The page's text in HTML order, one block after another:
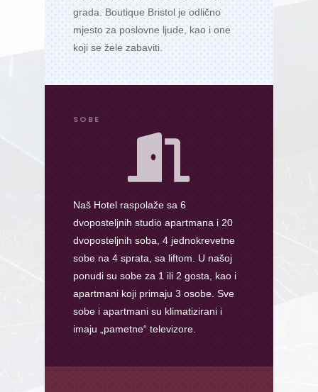
grada. Boutique Bristol je odlično
mjesto za poslovne ljude, kao i one
koji se žele zabaviti.
SOBE

Naš Hotel raspolaže sa 6
dvoposteljnih studio apartmana i 20
dvoposteljnih soba, 4 jednokrevetne
sobe na 4 sprata, sa liftom. U našoj
ponudi su sobe za 1 ili 2 gosta, kao i
apartmani koji primaju 3 osobe. Sve
sobe i apartmani su klimatizirani i
imaju „pametne“ televizore.